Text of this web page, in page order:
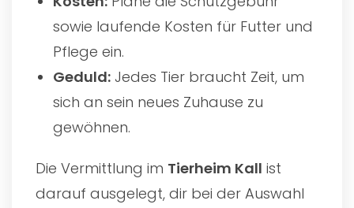
sowie laufende Kosten für Futter und
Pflege ein.
Geduld: Jedes Tier braucht Zeit, um
sich an sein neues Zuhause zu
gewöhnen.
Die Vermittlung im Tierheim Kall ist
darauf ausgelegt, dir bei der Auswahl